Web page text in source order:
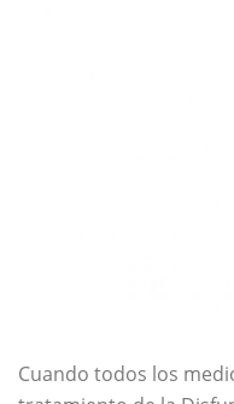
Cuando todos los